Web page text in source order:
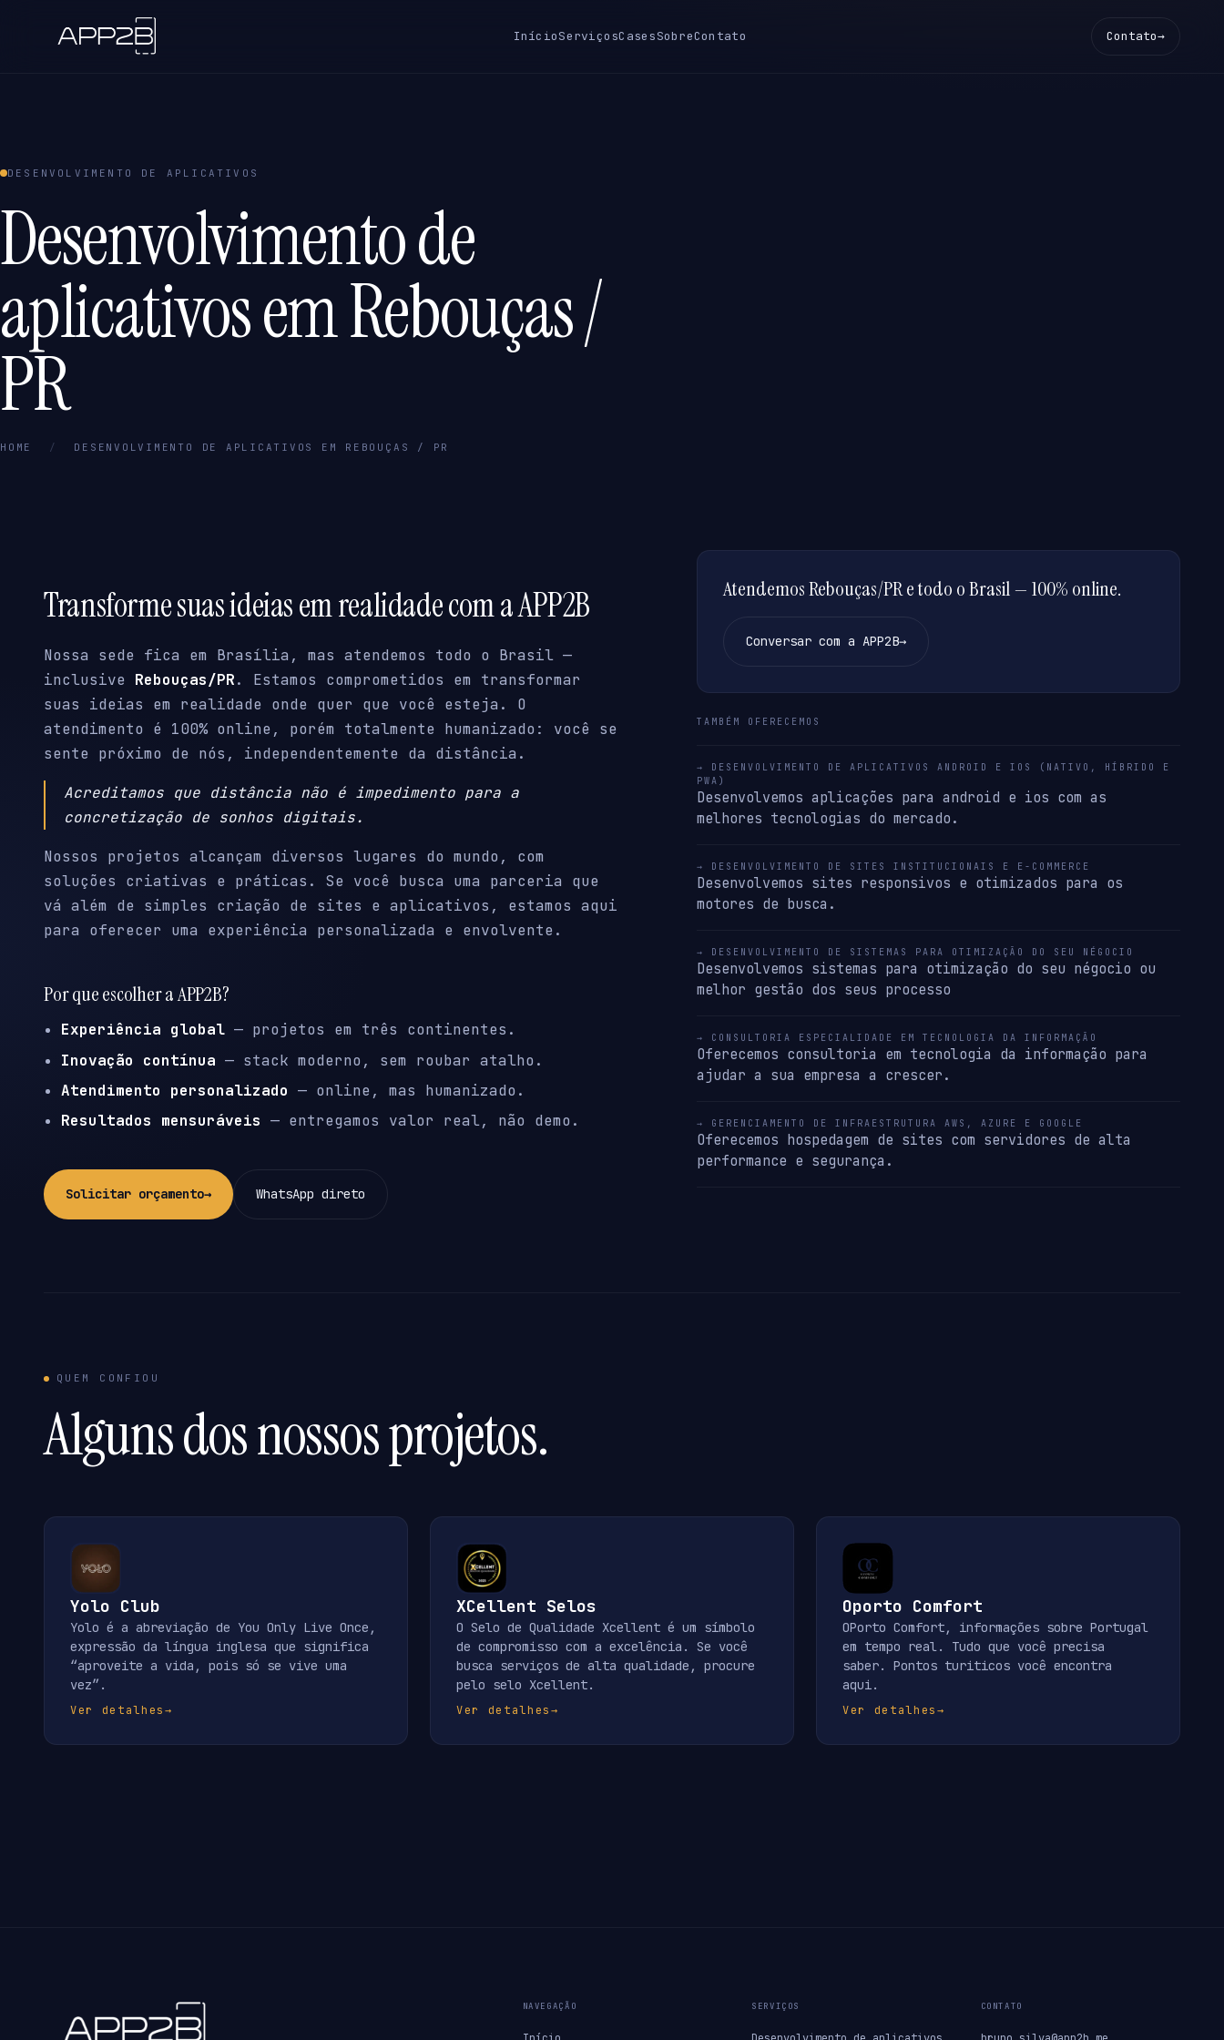
InícioServiçosCasesSobreContato Contato→
DESENVOLVIMENTO DE APLICATIVOS
Desenvolvimento de
aplicativos em Rebouças /
PR
HOME / DESENVOLVIMENTO DE APLICATIVOS EM REBOUÇAS / PR
Transforme suas ideias em realidade com a APP2B
Nossa sede fica em Brasília, mas atendemos todo o Brasil —
inclusive Rebouças/PR. Estamos comprometidos em transformar
suas ideias em realidade onde quer que você esteja. O
atendimento é 100% online, porém totalmente humanizado: você se
sente próximo de nós, independentemente da distância.
Acreditamos que distância não é impedimento para a
concretização de sonhos digitais.
Nossos projetos alcançam diversos lugares do mundo, com
soluções criativas e práticas. Se você busca uma parceria que
vá além de simples criação de sites e aplicativos, estamos aqui
para oferecer uma experiência personalizada e envolvente.
Por que escolher a APP2B?
Experiência global — projetos em três continentes.
Inovação contínua — stack moderno, sem roubar atalho.
Atendimento personalizado — online, mas humanizado.
Resultados mensuráveis — entregamos valor real, não demo.
Solicitar orçamento→ WhatsApp direto
Atendemos Rebouças/PR e todo o Brasil — 100% online.
Conversar com a APP2B→
TAMBÉM OFERECEMOS
→ DESENVOLVIMENTO DE APLICATIVOS ANDROID E IOS (NATIVO, HÍBRIDO E
PWA)
Desenvolvemos aplicações para android e ios com as
melhores tecnologias do mercado.
→ DESENVOLVIMENTO DE SITES INSTITUCIONAIS E E-COMMERCE
Desenvolvemos sites responsivos e otimizados para os
motores de busca.
→ DESENVOLVIMENTO DE SISTEMAS PARA OTIMIZAÇÃO DO SEU NÉGOCIO
Desenvolvemos sistemas para otimização do seu négocio ou
melhor gestão dos seus processo
→ CONSULTORIA ESPECIALIDADE EM TECNOLOGIA DA INFORMAÇÃO
Oferecemos consultoria em tecnologia da informação para
ajudar a sua empresa a crescer.
→ GERENCIAMENTO DE INFRAESTRUTURA AWS, AZURE E GOOGLE
Oferecemos hospedagem de sites com servidores de alta
performance e segurança.
QUEM CONFIOU
Alguns dos nossos projetos.
Yolo Club
Yolo é a abreviação de You Only Live Once,
expressão da língua inglesa que significa
“aproveite a vida, pois só se vive uma
vez”.
Ver detalhes→
XCellent Selos
O Selo de Qualidade Xcellent é um símbolo
de compromisso com a excelência. Se você
busca serviços de alta qualidade, procure
pelo selo Xcellent.
Ver detalhes→
Oporto Comfort
OPorto Comfort, informações sobre Portugal
em tempo real. Tudo que você precisa
saber. Pontos turiticos você encontra
aqui.
Ver detalhes→
NAVEGAÇÃO SERVIÇOS CONTATO